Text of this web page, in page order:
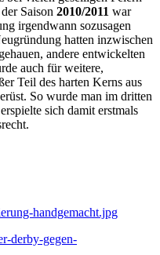
Saison 2010/2011 war
irgendwann sozusagen
hatten inzwischen
andere entwickelten
auch für weitere,
Teil des harten Kerns aus
So wurde man im dritten
sich damit erstmals